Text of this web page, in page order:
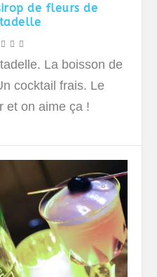
de fleurs de
La boisson de
cocktail frais. Le
et on aime ça !